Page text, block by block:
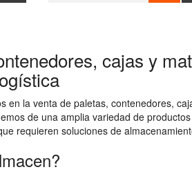
cajas y
en la venta de paletas, contenedores,
de una amplia variedad de
requieren soluciones de